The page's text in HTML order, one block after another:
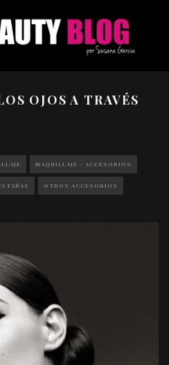
OJOS A TRAVÉS
MAQUILLAJE - ACCESORIOS
OTROS ACCESORIOS